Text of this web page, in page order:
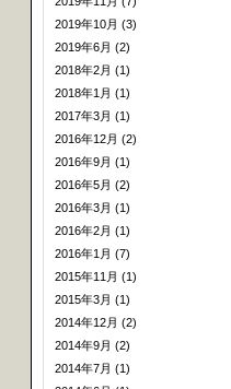
2019年10月 (3)
2019年6月 (2)
2018年2月 (1)
2018年1月 (1)
2017年3月 (1)
2016年12月 (2)
2016年9月 (1)
2016年5月 (2)
2016年3月 (1)
2016年2月 (1)
2016年1月 (7)
2015年11月 (1)
2015年3月 (1)
2014年12月 (2)
2014年9月 (2)
2014年7月 (1)